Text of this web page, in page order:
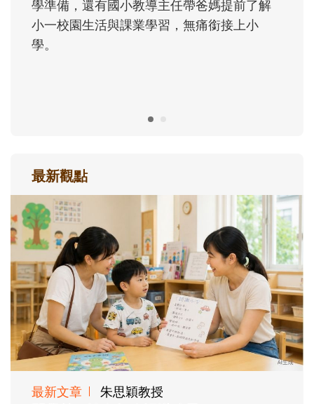
最新觀點
最新文章 朱思穎教授